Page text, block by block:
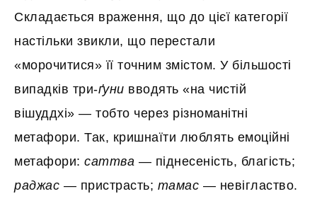
Складається враження, що до цієї категорії
настільки звикли, що перестали
«морочитися» її точним змістом. У більшості
випадків три-ґуни вводять «на чистій
вішуддхі» — тобто через різноманітні
метафори. Так, кришнаїти люблять емоційні
метафори: саттва — піднесеність, благість;
раджас — пристрасть; тамас — невігластво.